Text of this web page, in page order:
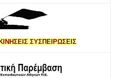
ΣΥΣΠΕΙΡΩΣΕΙΣ